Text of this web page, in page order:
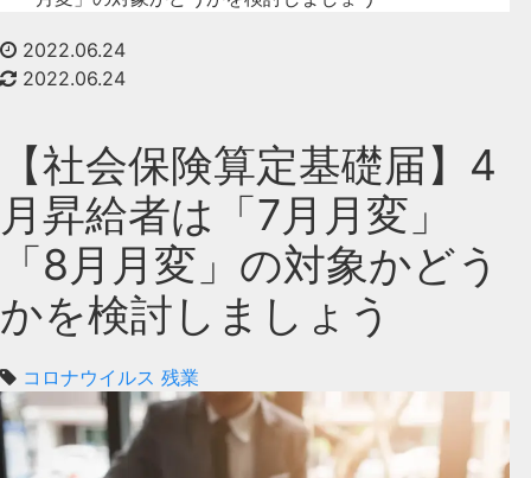
2022.06.24
2022.06.24
【社会保険算定基礎届】4
月昇給者は「7月月変」
「8月月変」の対象かどう
かを検討しましょう
コロナウイルス 残業